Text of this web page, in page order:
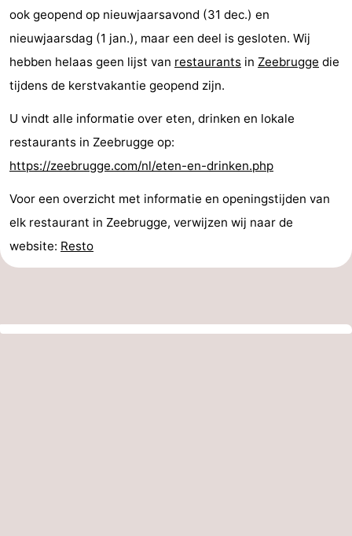
ook geopend op nieuwjaarsavond (31 dec.) en
nieuwjaarsdag (1 jan.), maar een deel is gesloten. Wij
hebben helaas geen lijst van restaurants in Zeebrugge die
tijdens de kerstvakantie geopend zijn.
U vindt alle informatie over eten, drinken en lokale
restaurants in Zeebrugge op:
https://zeebrugge.com/nl/eten-en-drinken.php
Voor een overzicht met informatie en openingstijden van
elk restaurant in Zeebrugge, verwijzen wij naar de
website: Resto